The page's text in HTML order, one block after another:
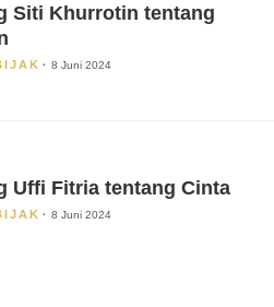
Siti Khurrotin tentang
8 Juni 2024
Uffi Fitria tentang Cinta
8 Juni 2024